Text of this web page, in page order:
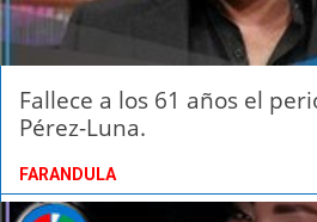
Fallece a los 61 años el
Pérez-Luna.
FARANDULA